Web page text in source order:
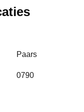
Paars
0790